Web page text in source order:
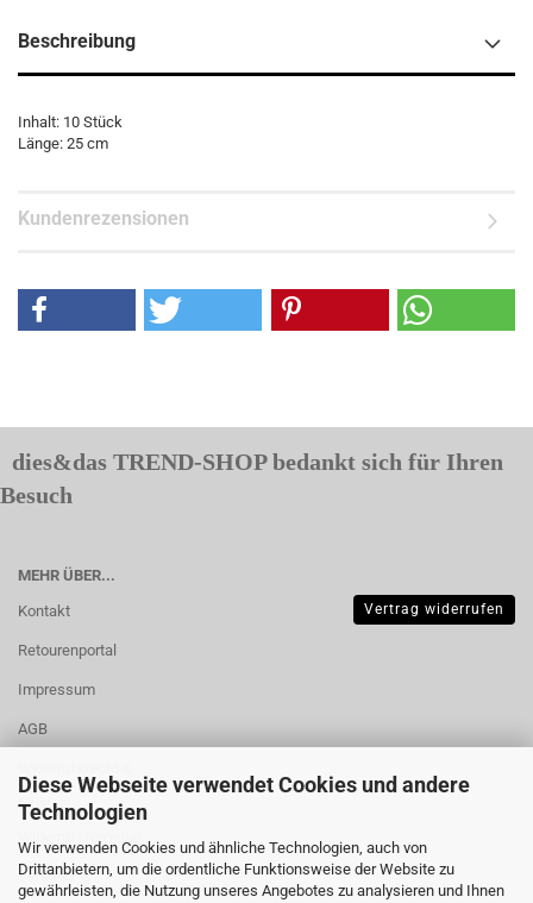
Diese Webseite verwendet Cookies und andere
Technologien
Wir verwenden Cookies und ähnliche Technologien, auch von
Drittanbietern, um die ordentliche Funktionsweise der Website zu
gewährleisten, die Nutzung unseres Angebotes zu analysieren und Ihnen
Beschreibung
Inhalt: 10 Stück
Länge: 25 cm
Kundenrezensionen
dies&das TREND-SHOP bedankt sich für Ihren
Besuch
MEHR ÜBER...
Kontakt
Retourenportal
Impressum
AGB
Muster-
Widerrufsformular
Versand- &
Vertrag widerrufen